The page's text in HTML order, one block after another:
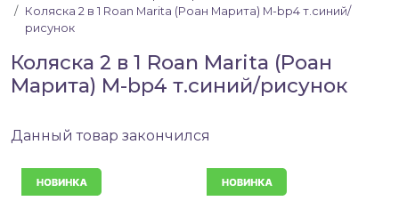
Коляска 2 в 1 Roan Marita (Роан Марита) M-bp4 т.синий/
рисунок
Коляска 2 в 1 Roan Marita (Роан
Марита) M-bp4 т.синий/рисунок
Данный товар закончился